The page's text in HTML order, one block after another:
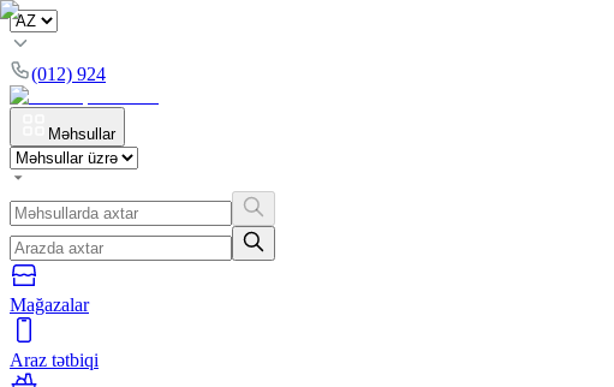
(012) 924
Məhsullar
Mağazalar
Araz tətbiqi